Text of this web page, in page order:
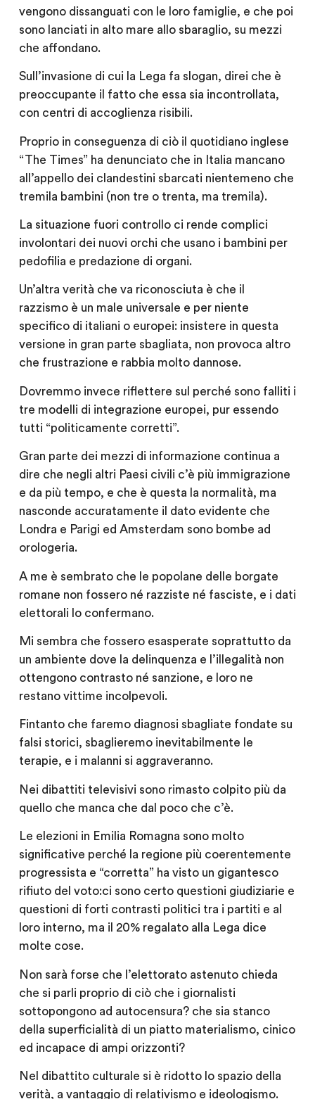
vengono dissanguati con le loro famiglie, e che poi
sono lanciati in alto mare allo sbaraglio, su mezzi
che affondano.
Sull’invasione di cui la Lega fa slogan, direi che è
preoccupante il fatto che essa sia incontrollata,
con centri di accoglienza risibili.
Proprio in conseguenza di ciò il quotidiano inglese
“The Times” ha denunciato che in Italia mancano
all’appello dei clandestini sbarcati nientemeno che
tremila bambini (non tre o trenta, ma tremila).
La situazione fuori controllo ci rende complici
involontari dei nuovi orchi che usano i bambini per
pedofilia e predazione di organi.
Un’altra verità che va riconosciuta è che il
razzismo è un male universale e per niente
specifico di italiani o europei: insistere in questa
versione in gran parte sbagliata, non provoca altro
che frustrazione e rabbia molto dannose.
Dovremmo invece riflettere sul perché sono falliti i
tre modelli di integrazione europei, pur essendo
tutti “politicamente corretti”.
Gran parte dei mezzi di informazione continua a
dire che negli altri Paesi civili c’è più immigrazione
e da più tempo, e che è questa la normalità, ma
nasconde accuratamente il dato evidente che
Londra e Parigi ed Amsterdam sono bombe ad
orologeria.
A me è sembrato che le popolane delle borgate
romane non fossero né razziste né fasciste, e i dati
elettorali lo confermano.
Mi sembra che fossero esasperate soprattutto da
un ambiente dove la delinquenza e l’illegalità non
ottengono contrasto né sanzione, e loro ne
restano vittime incolpevoli.
Fintanto che faremo diagnosi sbagliate fondate su
falsi storici, sbaglieremo inevitabilmente le
terapie, e i malanni si aggraveranno.
Nei dibattiti televisivi sono rimasto colpito più da
quello che manca che dal poco che c’è.
Le elezioni in Emilia Romagna sono molto
significative perché la regione più coerentemente
progressista e “corretta” ha visto un gigantesco
rifiuto del voto:ci sono certo questioni giudiziarie e
questioni di forti contrasti politici tra i partiti e al
loro interno, ma il 20% regalato alla Lega dice
molte cose.
Non sarà forse che l’elettorato astenuto chieda
che si parli proprio di ciò che i giornalisti
sottopongono ad autocensura? che sia stanco
della superficialità di un piatto materialismo, cinico
ed incapace di ampi orizzonti?
Nel dibattito culturale si è ridotto lo spazio della
verità, a vantaggio di relativismo e ideologismo.